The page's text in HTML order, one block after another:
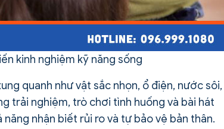
kinh nghiệm kỹ năng sống
quanh như vật sắc nhọn, ổ điện, nước sôi,
trải nghiệm, trò chơi tình huống và bài hát
nhận biết rủi ro và tự bảo vệ bản thân.